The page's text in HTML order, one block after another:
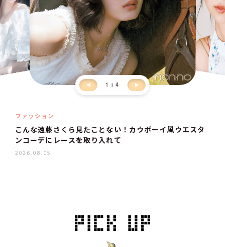
1 4
ファッション
こんな遠藤さくら見たことない！カウボーイ風ウエスタ
ンコーデにレースを取り入れて
2026.08.05